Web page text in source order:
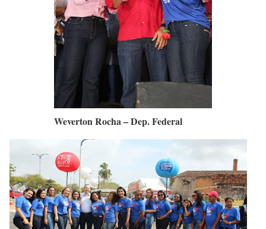
Weverton Rocha – Dep. Federal